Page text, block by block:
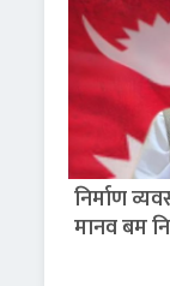
निर्माण
मानव बम